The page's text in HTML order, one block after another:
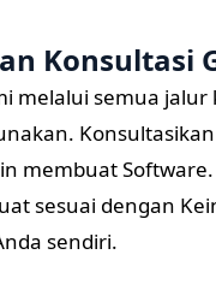
Konsultasi
melalui semua jalur
membuat
sesuai dengan
sendiri.